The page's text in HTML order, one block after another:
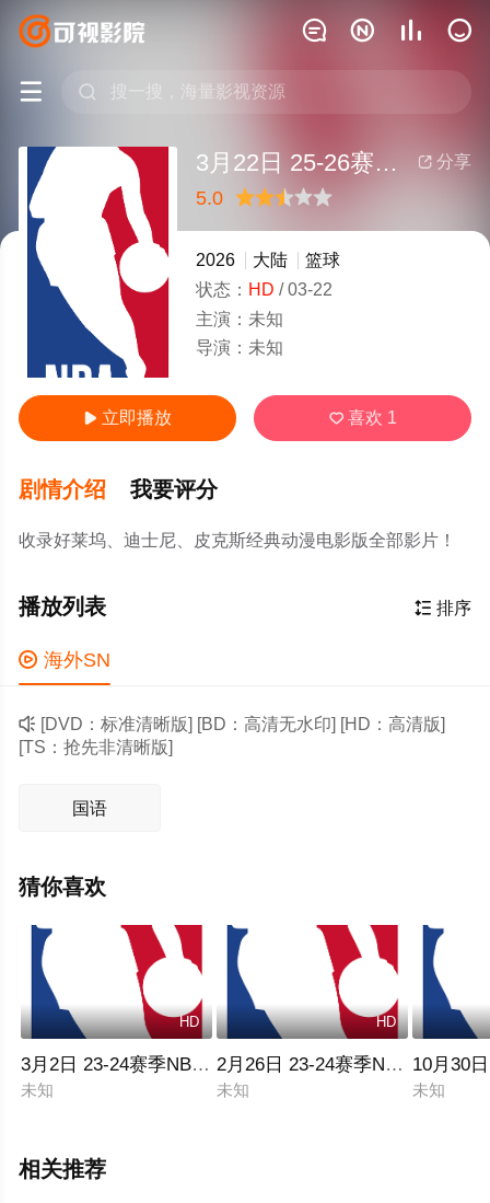
   
 
 分享
3月22日 25-26赛季NBA常规赛 雷霆VS奇才
5.0
很差较差 推荐力荐
2026 大陆
篮球
状态： HD /03-22
主演： 未知
导演： 未知
 立即播放 喜欢 1
剧情介绍 我要评分
收录好莱坞、迪士尼、皮克斯经典动漫电影版全部影片！
 排序
播放列表
 海外SN
 [DVD：标准清晰版] [BD：高清无水印] [HD：高清版]
[TS：抢先非清晰版]
国语
猜你喜欢
HD
3月2日 23-24赛季NBA常规赛 国王VS森林狼
未知
HD
2月26日 23-24赛季NBA常规赛
未知
10月30
未知
相关推荐